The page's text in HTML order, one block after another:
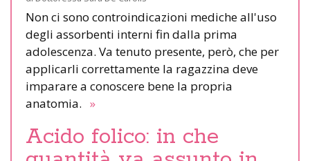
Non ci sono controindicazioni mediche all'uso
degli assorbenti interni fin dalla prima
adolescenza. Va tenuto presente, però, che per
applicarli correttamente la ragazzina deve
imparare a conoscere bene la propria
anatomia. »
Acido folico: in che